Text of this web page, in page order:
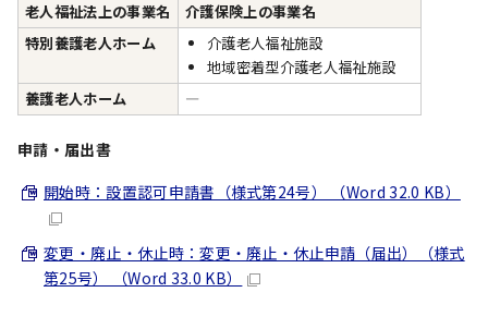
老人福祉法上の事業名
介護保険上の事業名
特別養護老人ホーム
介護老人福祉施設
地域密着型介護老人福祉施設
養護老人ホーム
―
申請・届出書
開始時：設置認可申請書（様式第24号） （Word 32.0 KB）
変更・廃止・休止時：変更・廃止・休止申請（届出）（様式
第25号） （Word 33.0 KB）